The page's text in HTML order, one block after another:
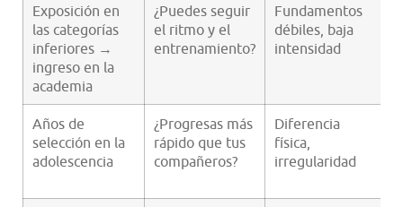
Exposición en
las categorías
inferiores →
ingreso en la
academia
¿Puedes seguir
el ritmo y el
entrenamiento?
Fundamentos
débiles, baja
intensidad
Años de
selección en la
adolescencia
¿Progresas más
rápido que tus
compañeros?
Diferencia
física,
irregularidad